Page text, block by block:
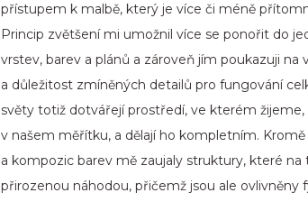
přístupem k malbě, který je více či méně
Princip zvětšení mi umožnil více se ponořit do
vrstev, barev a plánů a zároveň jím poukazuji na
a důležitost zmíněných detailů pro fungování
světy totiž dotvářejí prostředí, ve kterém
v našem měřítku, a dělají ho kompletním. Kromě
a kompozic barev mě zaujaly struktury, které na
přirozenou náhodou, přičemž jsou ale ovlivněny